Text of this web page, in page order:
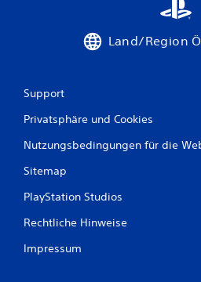
Land/Region
Support
Privatsphäre und Cookies
Nutzungsbedingungen für die
Sitemap
PlayStation Studios
Rechtliche Hinweise
Impressum